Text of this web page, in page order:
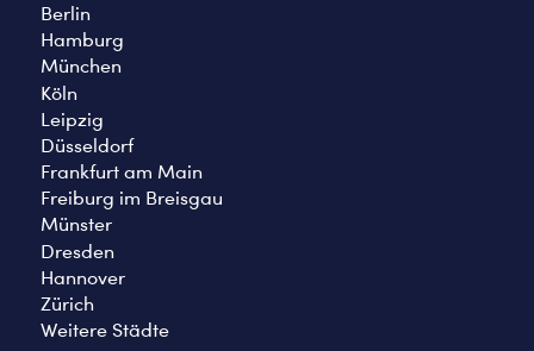
Berlin
Hamburg
München
Köln
Leipzig
Düsseldorf
Frankfurt am Main
Freiburg im Breisgau
Münster
Dresden
Hannover
Zürich
Weitere Städte